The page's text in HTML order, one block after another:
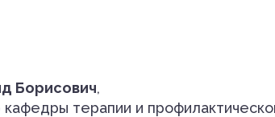
Борисович,
терапии и